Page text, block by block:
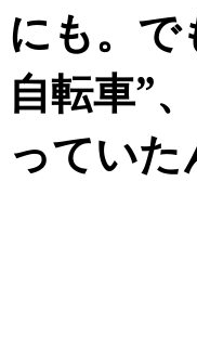
にも。
自転車”
っていた